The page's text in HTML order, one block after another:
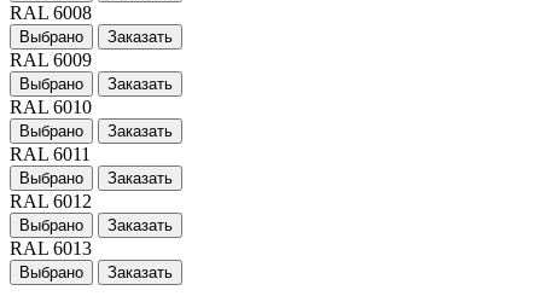
RAL 6008
Выбрано Заказать
RAL 6009
Выбрано Заказать
RAL 6010
Выбрано Заказать
RAL 6011
Выбрано Заказать
RAL 6012
Выбрано Заказать
RAL 6013
Выбрано Заказать